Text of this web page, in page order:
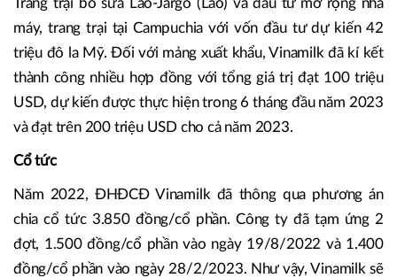
Trang trại bò sữa Lao-Jargo (Lào) và đầu tư mở rộng nhà
máy, trang trại tại Campuchia với vốn đầu tư dự kiến 42
triệu đô la Mỹ. Đối với mảng xuất khẩu, Vinamilk đã kí kết
thành công nhiều hợp đồng với tổng giá trị đạt 100 triệu
USD, dự kiến được thực hiện trong 6 tháng đầu năm 2023
và đạt trên 200 triệu USD cho cả năm 2023.
Cổ tức
Năm 2022, ĐHĐCĐ Vinamilk đã thông qua phương án
chia cổ tức 3.850 đồng/cổ phần. Công ty đã tạm ứng 2
đợt, 1.500 đồng/cổ phần vào ngày 19/8/2022 và 1.400
đồng/cổ phần vào ngày 28/2/2023. Như vậy, Vinamilk sẽ